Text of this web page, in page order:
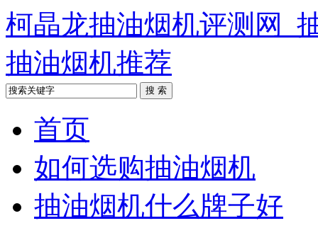
柯晶龙抽油烟机评测网_
抽油烟机推荐
首页
如何选购抽油烟机
抽油烟机什么牌子好